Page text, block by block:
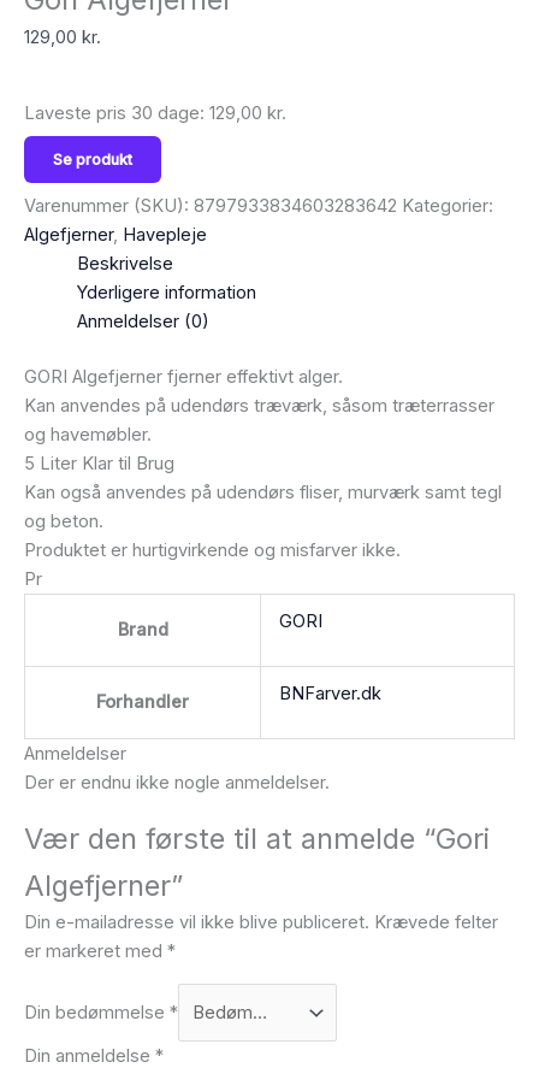
129,00 kr.
Laveste pris 30 dage: 129,00 kr.
Se produkt
Varenummer (SKU): 8797933834603283642 Kategorier:
Algefjerner, Havepleje
Beskrivelse
Yderligere information
Anmeldelser (0)
GORI Algefjerner fjerner effektivt alger.
Kan anvendes på udendørs træværk, såsom træterrasser
og havemøbler.
5 Liter Klar til Brug
Kan også anvendes på udendørs fliser, murværk samt tegl
og beton.
Produktet er hurtigvirkende og misfarver ikke.
Pr
Brand GORI
Forhandler BNFarver.dk
Anmeldelser
Der er endnu ikke nogle anmeldelser.
Vær den første til at anmelde “Gori
Algefjerner”
Din e-mailadresse vil ikke blive publiceret. Krævede felter
er markeret med *
Din bedømmelse *
Din anmeldelse *